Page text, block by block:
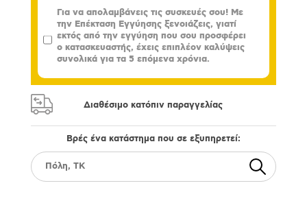
Για να απολαμβάνεις τις συσκευές σου! Με
την Επέκταση Εγγύησης ξενοιάζεις, γιατί
εκτός από την εγγύηση που σου προσφέρει
ο κατασκευαστής, έχεις επιπλέον καλύψεις
συνολικά για τα 5 επόμενα χρόνια.
Διαθέσιμο κατόπιν παραγγελίας
Βρές ένα κατάστημα που σε εξυπηρετεί: